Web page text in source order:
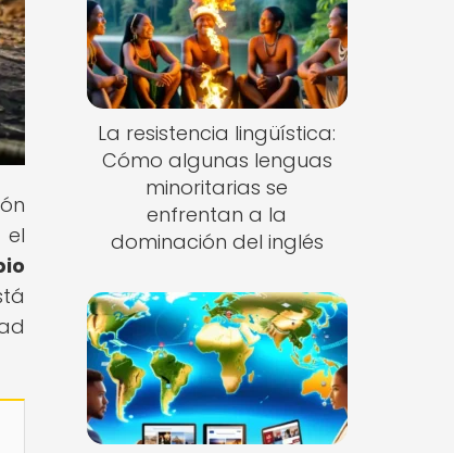
el
La resistencia lingüística:
Cómo algunas lenguas
minoritarias se
enfrentan a la
dominación del inglés